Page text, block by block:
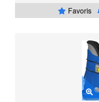
Favoris